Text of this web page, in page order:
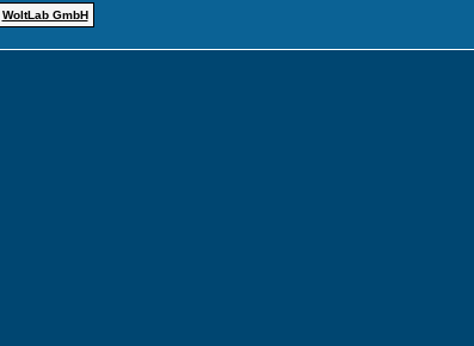
WoltLab GmbH